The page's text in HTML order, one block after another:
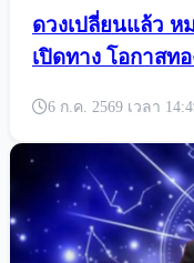
ดวงเปลี่ยนแล้ว ห
เปิดทาง โอกาสท
6 ก.ค. 2569 เวลา